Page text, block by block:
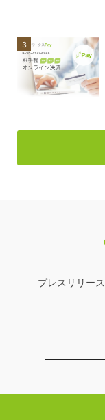
プレスリリース